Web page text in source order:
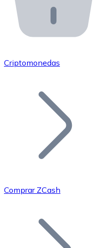
Bitnovo API
Integra nuestra API en
Únete a nuestra red de
Añade tu proyecto a
Bitcoin
Criptomonedas
Comprar ZCash